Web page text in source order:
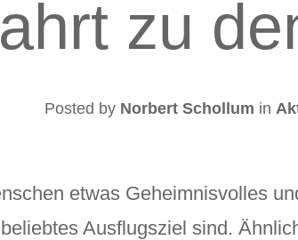
zu
Posted by Norbert Schollum in
etwas Geheimnisvolles
Ausflugsziel sind.